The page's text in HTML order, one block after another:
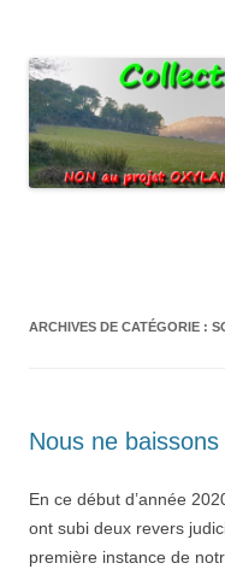
ARCHIVES DE CATÉGORIE :
Nous ne
En ce début d’année
ont subi deux revers
première instance de